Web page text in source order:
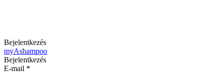
Bejelentkezés
myAshampoo
Bejelentkezés
E-mail *